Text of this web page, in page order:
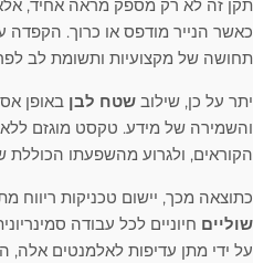
תקן זה לא רק מספק מראה אחיד,
כאשר הנייר מודפס או כרוך.
תחושה של מקצועיות ותשומת לב
יתר על כן, שילוב שטח לבן באופן
והשמירה של מידע. טקסט מוגזם
הקוראים, ולגרוע מהשפעתו הכוללת
כתוצאה מכך, יישום טכניקות ריווח
שוליים חיוניים לכל עבודה
על ידי מתן עדיפות לאלמנטים אלה,